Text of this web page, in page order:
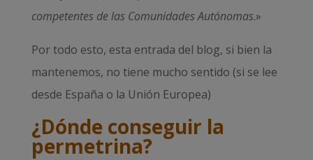
competentes de las Comunidades Autónomas.»
Por todo esto, esta entrada del blog, si bien la
mantenemos, no tiene mucho sentido (si se lee
desde España o la Unión Europea)
¿Dónde conseguir la
permetrina?